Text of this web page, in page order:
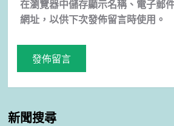
在瀏覽器中儲存顯示名稱、電子郵
網址，以供下次發佈留言時使用。
新聞搜尋